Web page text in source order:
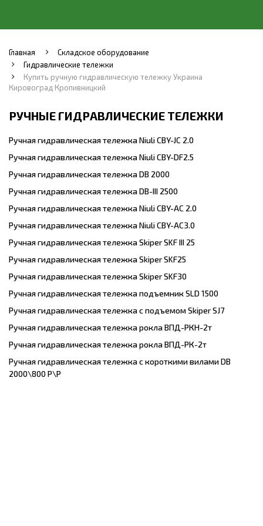
Главная
Складское оборудование
Гидравлические тележки
Купить ручную гидравлическую тележку Украина
Кировоград Кропивницкий
РУЧНЫЕ ГИДРАВЛИЧЕСКИЕ ТЕЛЕЖКИ
Ручная гидравлическая тележка Niuli CBY-JC 2.0
Ручная гидравлическая тележка Niuli CBY-DF2.5
Ручная гидравлическая тележка DB 2000
Ручная гидравлическая тележка DB-III 2500
Ручная гидравлическая тележка Niuli CBY-AC 2.0
Ручная гидравлическая тележка Niuli CBY-AC3.0
Ручная гидравлическая тележка Skiper SKF III 25
Ручная гидравлическая тележка Skiper SKF25
Ручная гидравлическая тележка Skiper SKF30
Ручная гидравлическая тележка подъемник SLD 1500
Ручная гидравлическая тележка с подъемом Skiper SJ7
Ручная гидравлическая тележка рокла ВПД-РКН-2т
Ручная гидравлическая тележка рокла ВПД-РК-2т
Ручная гидравлическая тележка с короткими вилами DB
2000\800 P\P